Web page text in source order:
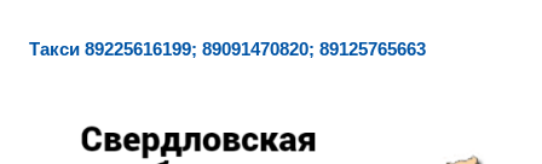
Такси 89225616199; 89091470820; 89125765663